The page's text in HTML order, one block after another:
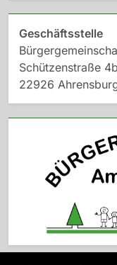
Geschäftsstelle
Schützenstraße 4b
22926